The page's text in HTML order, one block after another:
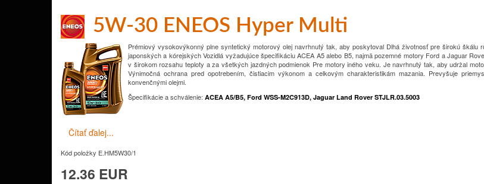
5W-30 ENEOS Hyper Multi
Prémiový vysokovýkonný plne syntetický motorový olej navrhnutý tak, aby poskytoval Dlhá životnosť pre širokú škálu
japonských a kórejských Vozidlá vyžadujúce špecifikáciu ACEA A5 alebo B5, najmä pozemné motory Ford a Jaguar
v širokom rozsahu teploty a za všetkých jazdných podmienok Pre motory iného veku. Je navrhnutý tak, aby udržal
Výnimočná ochrana pred opotrebením, čistiacim výkonom a celkovým charakteristikám mazania. Prevyšuje
konvenčnými olejmi.
Špecifikácie a schválenie: ACEA A5/B5, Ford WSS-M2C913D, Jaguar Land Rover STJLR.03.5003
Čítať ďalej...
Kód položky E.HM5W30/1
12.36 EUR